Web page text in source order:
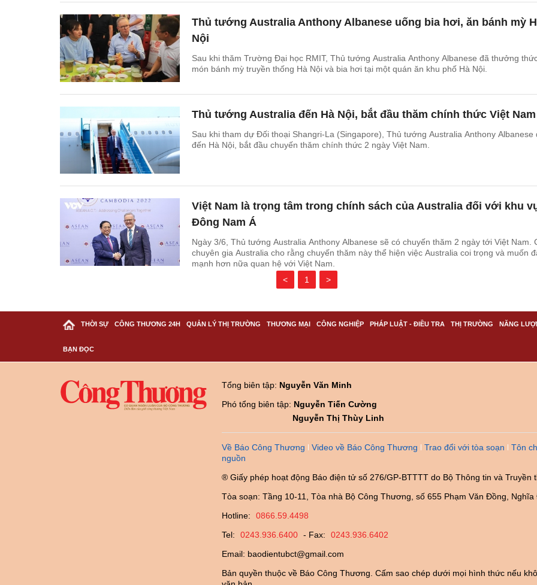
Thủ tướng Australia Anthony Albanese uống bia hơi, ăn bánh mỳ
Nội
Sau khi thăm Trường Đại học RMIT, Thủ tướng Australia Anthony Albanese đã thưởng
món bánh mỳ truyền thống Hà Nội và bia hơi tại một quán ăn khu phố Hà Nội.
Thủ tướng Australia đến Hà Nội, bắt đầu thăm chính thức Việt Nam
Sau khi tham dự Đối thoại Shangri-La (Singapore), Thủ tướng Australia Anthony Albanese
đến Hà Nội, bắt đầu chuyến thăm chính thức 2 ngày Việt Nam.
Việt Nam là trọng tâm trong chính sách của Australia đối với khu
Đông Nam Á
Ngày 3/6, Thủ tướng Australia Anthony Albanese sẽ có chuyến thăm 2 ngày tới Việt Nam.
chuyên gia Australia cho rằng chuyến thăm này thể hiện việc Australia coi trọng và muốn
mạnh hơn nữa quan hệ với Việt Nam.
<
1 >
THỜI SỰ CÔNG THƯƠNG 24H QUẢN LÝ THỊ TRƯỜNG THƯƠNG MẠI CÔNG NGHIỆP PHÁP LUẬT - ĐIỀU TRA THỊ TRƯỜNG NĂNG
BẠN ĐỌC
Tổng biên tập: Nguyễn Văn Minh
Phó tổng biên tập: Nguyễn Tiến Cường
Nguyễn Thị Thùy Linh
Về Báo Công Thương Video về Báo Công Thương Trao đổi với tòa soạn Tôn
nguồn
® Giấy phép hoạt động Báo điện tử số 276/GP-BTTTT do Bộ Thông tin và Truyền
Tòa soạn: Tầng 10-11, Tòa nhà Bộ Công Thương, số 655 Phạm Văn Đồng, Nghĩa
Hotline:
0866.59.4498
Tel:
0243.936.6400 - Fax:
0243.936.6402
Email: baodientubct@gmail.com
Bản quyền thuộc về Báo Công Thương. Cấm sao chép dưới mọi hình thức nếu